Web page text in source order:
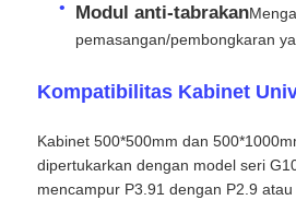
Dinding video LED COB
SMD LED Screen
Modul anti-tabrakan
pemasangan/pembongkaran
Kompatibilitas Kabinet
Kabinet 500*500mm dan
dipertukarkan dengan model seri
mencampur P3.91 dengan P2.9